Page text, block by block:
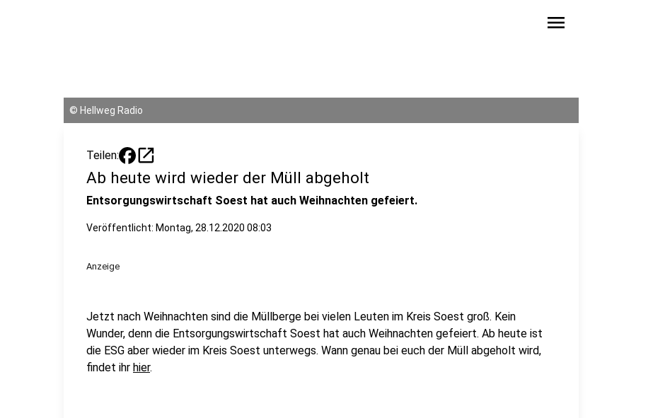
menu
© Hellweg Radio
Teilen: open_in_new
Ab heute wird wieder der Müll abgeholt
Entsorgungswirtschaft Soest hat auch Weihnachten gefeiert.
Veröffentlicht: Montag, 28.12.2020 08:03
Anzeige
Jetzt nach Weihnachten sind die Müllberge bei vielen Leuten im Kreis Soest groß. Kein
Wunder, denn die Entsorgungswirtschaft Soest hat auch Weihnachten gefeiert. Ab heute ist
die ESG aber wieder im Kreis Soest unterwegs. Wann genau bei euch der Müll abgeholt wird,
findet ihr hier.